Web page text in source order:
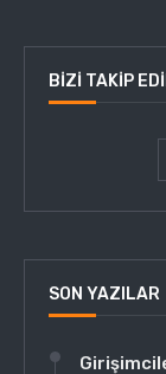
BIZI TAKIP
SON YAZILAR